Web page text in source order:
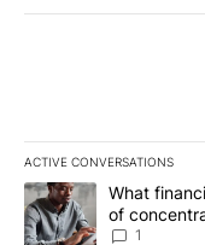
ACTIVE CONVERSATIONS
The following is a list
A trending article
What
of
1